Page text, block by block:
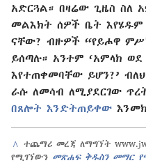
አድርጓል። በዛሬው ጊዜስ ስለ
መልእክት ሰዎች ቤት እየሄዱም
ናቸው? ብዙዎች “የይሖዋ
ይሰጣሉ። አንተም ‘አምላክ
እየተጠቀመባቸው ይሆን?’
ራሱ ለመሳብ ለሚያደርገው
በጸሎት እንድትጠይቀው
^ ተጨማሪ መረጃ ለማግኘት
የሚገኘውን መጽሐፍ ቅዱስን መማር